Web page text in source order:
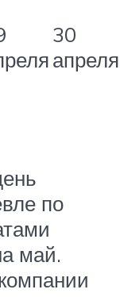
30
апреля
по
май.